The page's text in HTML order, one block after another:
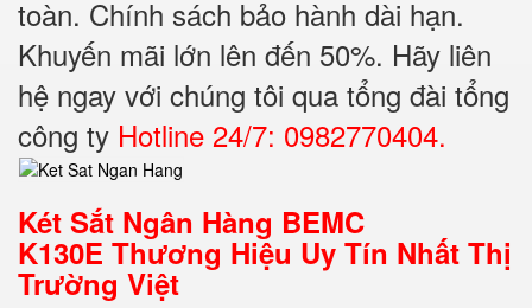
toàn. Chính sách bảo hành dài hạn.
Khuyến mãi lớn lên đến 50%. Hãy liên
hệ ngay với chúng tôi qua tổng đài tổng
công ty Hotline 24/7: 0982770404.
Két Sắt Ngân Hàng BEMC
K130E Thương Hiệu Uy Tín Nhất Thị
Trường Việt